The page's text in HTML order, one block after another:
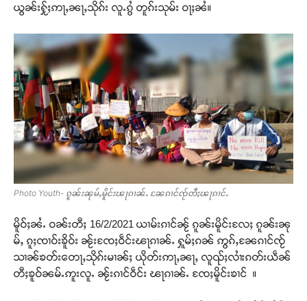
ယွၼ်းႁႂ်ႈဢႃႇၼႃႇသိုၵ်း လူႉၵွႆ တူၵ်းသုမ်း ဝႃႈၼႆ။
Photo Youth- ၵူၼ်းၼုမ်ႇမိူင်းၽႃၵၢၼ်ႉ ၼႄၵၢင်ၸႂ်တီႈၽႃၵၢင်ႉ
မိူဝ်ႈၼႆႉ ဝၼ်းတီႈ 16/2/2021 ယၢမ်းၵၢင်ၼႂ် ၵူၼ်းမိူင်းလႄႈ ၵူၼ်းၼု
မ်ႇ ၵူႈၸၢဝ်းၶိူဝ်း ၼႂ်းၸႄႈဝဵင်းၽႃၵၢၼ်ႉ ႁူမ်ႈၵၼ် ဢွၵ်ႇၼႄၵၢင်ၸႂ်
သၢၼ်ၶတ်းတေႃႇသိုၵ်းမၢၼ်ႈ ယိုတ်းဢႃႇၼႃႇ လူၺ်ႈလၢႆးၵတ်းယဵၼ်
တီႈၶူဝ်ၼမ်ႉဢူးလူႉ ၼႂ်းၵၢင်ဝဵင်း ၽႃၵၢၼ်ႉ ၸႄႈမိူင်းၶၢင် ။